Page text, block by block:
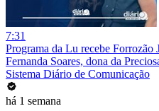
7:31
Programa da Lu recebe Forrozão
Fernanda Soares, dona da
Sistema Diário de Comunicação
há 1 semana